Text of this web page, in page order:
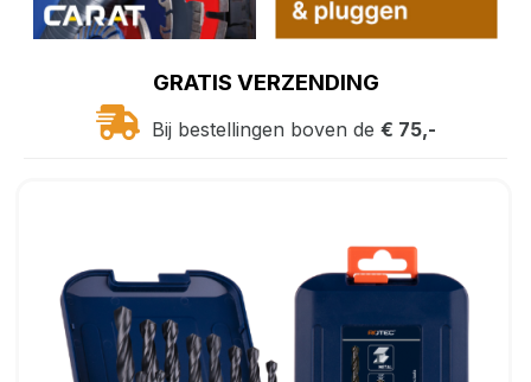
GRATIS VERZENDING
Bij bestellingen boven de € 75,-